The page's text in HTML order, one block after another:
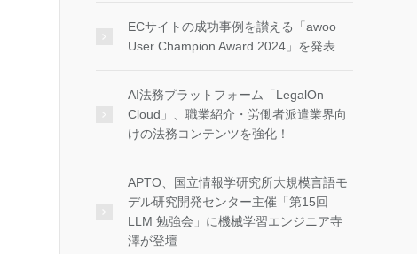
ECサイトの成功事例を讃える「awoo
User Champion Award 2024」を発表
AI法務プラットフォーム「LegalOn
Cloud」、職業紹介・労働者派遣業界向
けの法務コンテンツを強化！
APTO、国立情報学研究所大規模言語モ
デル研究開発センター主催「第15回
LLM 勉強会」に機械学習エンジニア寺
澤が登壇